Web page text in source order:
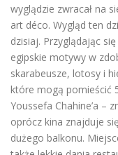
wyglądzie zwracał na
art déco. Wygląd ten
dzisiaj. Przyglądając
egipskie motywy w
skarabeusze, lotosy i
które mogą pomieścić
Youssefa Chahine’a –
oprócz kina znajduje
dużego balkonu.